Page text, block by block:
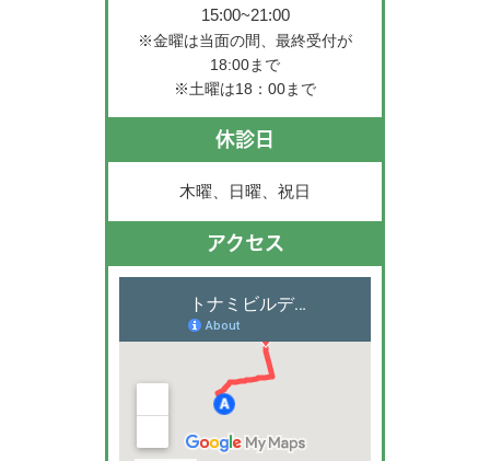
15:00~21:00
※金曜は当面の間、最終受付が
18:00まで
※土曜は18：00まで
休診日
木曜、日曜、祝日
アクセス